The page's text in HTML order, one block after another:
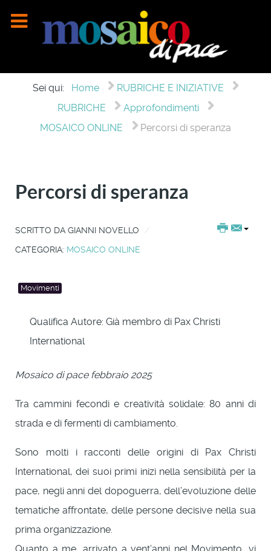
Sei qui: Home
RUBRICHE E INIZIATIVE
RUBRICHE
Approfondimenti
MOSAICO ONLINE
Percorsi di speranza
Percorsi di speranza
SCRITTO DA GIANNI NOVELLO
CATEGORIA: MOSAICO ONLINE
Movimenti
Qualifica Autore: Già membro di Pax Christi
International
Mosaico di pace febbraio 2025
Tra cammini fecondi e creatività solidale: 80 anni di
strada e di fermenti di cambiamento.
Sono molti i racconti delle origini di Pax Christi
International, dei suoi primi inizi nella sensibilità per la
pace, negli anni del dopoguerra, dell’evoluzione delle
tematiche affrontate, delle persone decisive nella sua
prima organizzazione.
Quanto a me, arrivato a vent’anni nel Movimento, vi